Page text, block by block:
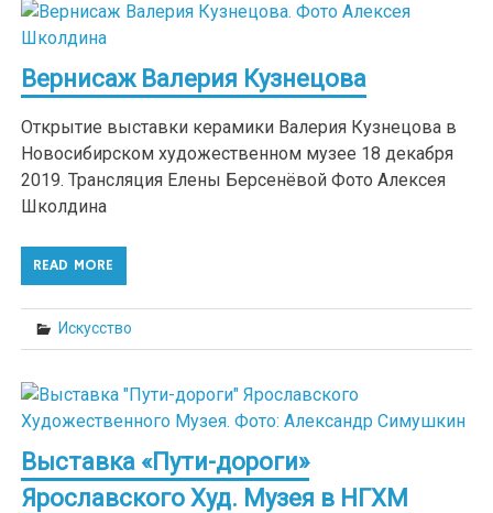
Вернисаж Валерия Кузнецова
Открытие выставки керамики Валерия Кузнецова в
Новосибирском художественном музее 18 декабря
2019. Трансляция Елены Берсенёвой Фото Алексея
Школдина
READ MORE
Искусство
Выставка «Пути-дороги»
Ярославского Худ. Музея в НГХМ